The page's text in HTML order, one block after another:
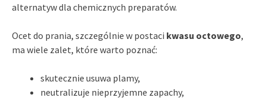
alternatyw dla chemicznych preparatów.
Ocet do prania, szczególnie w postaci kwasu octowego,
ma wiele zalet, które warto poznać:
skutecznie usuwa plamy,
neutralizuje nieprzyjemne zapachy,